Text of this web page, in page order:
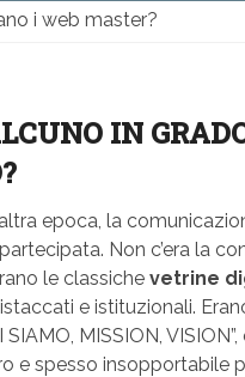
i web master?
IN
epoca, la
Non c’era la
le classiche vetrine
e istituzionali.
MISSION,
spesso insopportabile